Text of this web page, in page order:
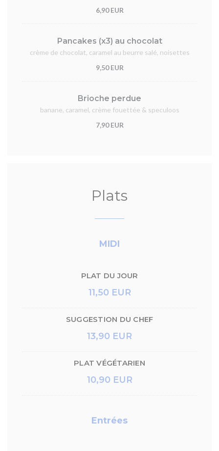
6,90 EUR
Pancakes (x3) au chocolat
crème de chocolat, caramel au beurre salé, noisettes
9,50 EUR
Brioche perdue
banane, caramel, crème fouettée & speculoos
7,90 EUR
Plats
MIDI
PLAT DU JOUR
11,50 EUR
SUGGESTION DU CHEF
13,90 EUR
PLAT VÉGÉTARIEN
10,90 EUR
Entrées